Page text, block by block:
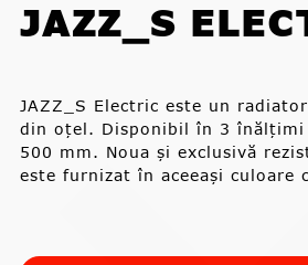
JAZZ_S
JAZZ_S Electric este un
din oțel. Disponibil în 3
500 mm. Noua și exclusivă
este furnizat în aceeași culoare